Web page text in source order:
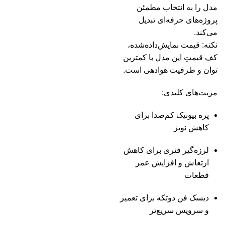
مدل را به انتخاب مطمئن
پروژه‌های حرفه‌ای تبدیل
می‌کند.
نکته: قیمت نمایش‌داده‌شده،
کف قیمتِ این مدل با کمترین
توان و ظرفیت هوادهی است.
مزیت‌های کلیدی:
پره بیونیک کم‌صدا برای
کاهش نویز
لرزه‌گیر فنری برای کاهش
ارتعاش و افزایش عمر
قطعات
دیسک فن دوتکه برای تعمیر
و سرویس سریع‌تر